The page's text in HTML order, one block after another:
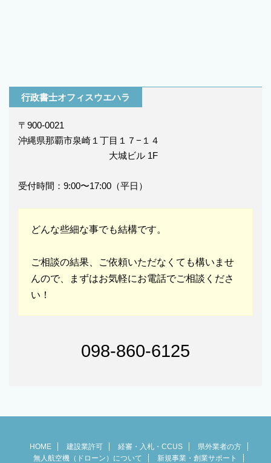
行政書士オフィスウエハラ
〒900-0021
沖縄県那覇市泉崎１丁目１７−１４
大城ビル 1F
受付時間：9:00〜17:00（平日）
どんな些細な事でも結構です。
ご相談の結果、ご依頼いただなくても構いませ
んので、まずはお気軽にお電話でご相談くださ
い！
098-860-6125
HOME 建設業許可 経審・入札・CCUS
県外業者の方
無人航空機（ドローン）について
新規事業・創業サポート